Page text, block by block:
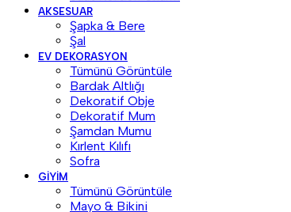
AKSESUAR
Şapka & Bere
Şal
EV DEKORASYON
Tümünü Görüntüle
Bardak Altlığı
Dekoratif Obje
Dekoratif Mum
Şamdan Mumu
Kırlent Kılıfı
Sofra
GIYIM
Tümünü Görüntüle
Mayo & Bikini